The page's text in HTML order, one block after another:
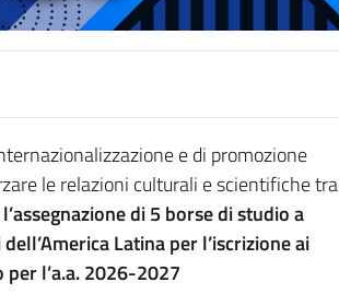
e di promozione
le relazioni culturali e scientifiche tra
di 5 borse di studio a
Latina per l’iscrizione ai
l’a.a. 2026-2027